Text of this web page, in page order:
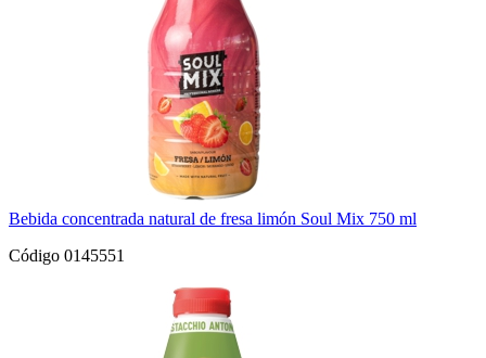
Bebida concentrada natural de fresa limón Soul Mix 750 ml
Código 0145551